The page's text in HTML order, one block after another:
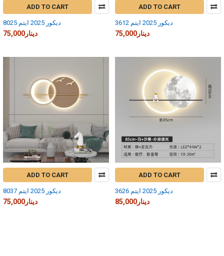
ADD TO CART
ديكور 2025 ايتم 8025
75,000دينار
ADD TO CART
ديكور 2025 ايتم 3612
75,000دينار
ADD TO CART
ديكور 2025 ايتم 8037
75,000دينار
ADD TO CART
ديكور 2025 ايتم 3626
85,000دينار